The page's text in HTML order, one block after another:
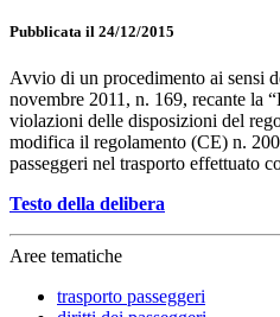
Pubblicata il 24/12/2015
Avvio di un procedimento ai sensi
novembre 2011, n. 169, recante la
violazioni delle disposizioni del
modifica il regolamento (CE) n.
passeggeri nel trasporto effettuato
Testo della delibera
Aree tematiche
trasporto passeggeri